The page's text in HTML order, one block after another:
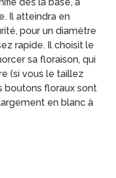
Il atteindra en
pour un diamètre
rapide. Il choisit le
sa floraison, qui
(si vous le taillez
boutons floraux sont
en blanc à